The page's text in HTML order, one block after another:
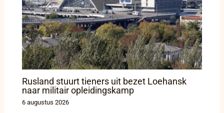
Rusland stuurt tieners uit bezet Loehansk
naar militair opleidingskamp
6 augustus 2026